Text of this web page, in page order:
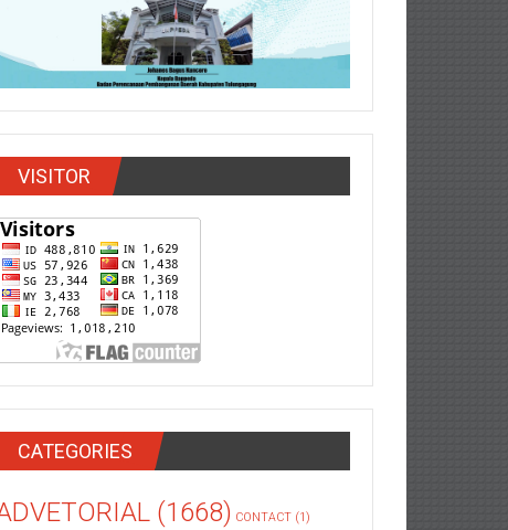
VISITOR
CATEGORIES
(1668) CONTACT (1)